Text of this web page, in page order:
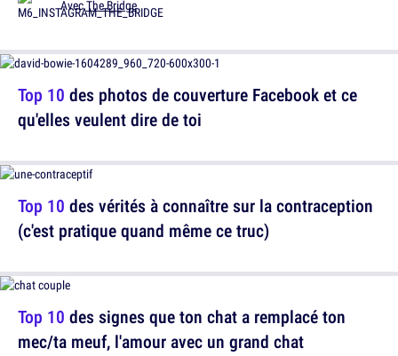
Top 10 des photos de couverture Facebook et ce
qu'elles veulent dire de toi
Top 10 des signes que ton chat a remplacé ton
mec/ta meuf, l'amour avec un grand chat
AvecThe Bridge
Top 10 des vérités à connaître sur la contraception
(c'est pratique quand même ce truc)